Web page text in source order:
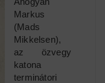
Markus
(Mads
Mikkelsen),
az özvegy
katona
terminátori